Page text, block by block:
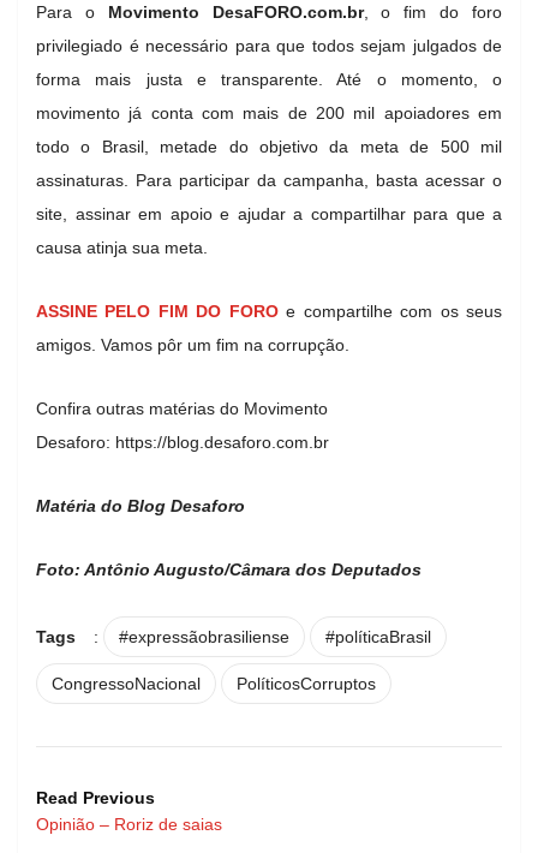
Para o Movimento DesaFORO.com.br, o fim do foro
privilegiado é necessário para que todos sejam julgados de
forma mais justa e transparente. Até o momento, o
movimento já conta com mais de 200 mil apoiadores em
todo o Brasil, metade do objetivo da meta de 500 mil
assinaturas. Para participar da campanha, basta acessar o
site, assinar em apoio e ajudar a compartilhar para que a
causa atinja sua meta.
ASSINE PELO FIM DO FOROe compartilhe com os seus
amigos. Vamos pôr um fim na corrupção.
Confira outras matérias do Movimento
Desaforo: https://blog.desaforo.com.br
Matéria do Blog Desaforo
Foto: Antônio Augusto/Câmara dos Deputados
Tags : #expressãobrasiliense #políticaBrasil
CongressoNacional PolíticosCorruptos
Read Previous
Opinião – Roriz de saias